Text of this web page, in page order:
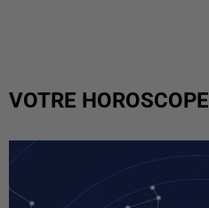
VOTRE HOROSCOPE